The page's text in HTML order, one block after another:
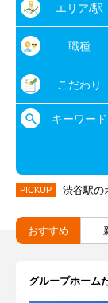
エリア/駅
職種
こだわり
キーワード
PICKUP 渋谷駅の
おすすめ
グループホーム